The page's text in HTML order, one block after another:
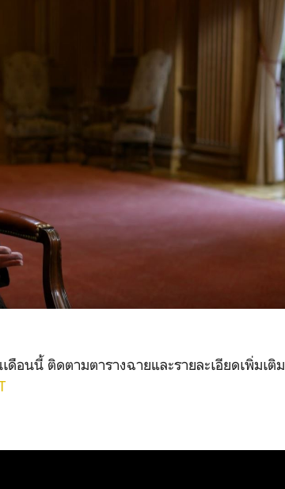
ดือนนี้ ติดตามตารางฉายและรายละเอียดเพิ่มเติม